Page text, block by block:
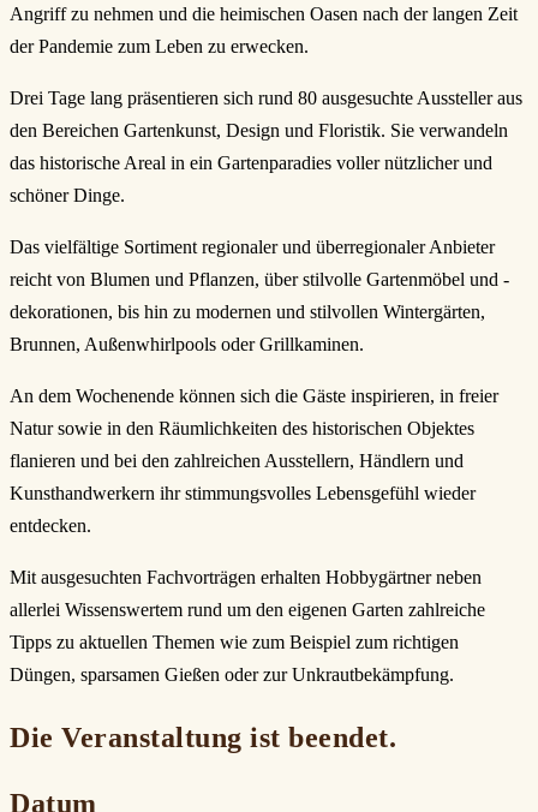
Angriff zu nehmen und die heimischen Oasen nach der langen Zeit
der Pandemie zum Leben zu erwecken.
Drei Tage lang präsentieren sich rund 80 ausgesuchte Aussteller aus
den Bereichen Gartenkunst, Design und Floristik. Sie verwandeln
das historische Areal in ein Gartenparadies voller nützlicher und
schöner Dinge.
Das vielfältige Sortiment regionaler und überregionaler Anbieter
reicht von Blumen und Pflanzen, über stilvolle Gartenmöbel und -
dekorationen, bis hin zu modernen und stilvollen Wintergärten,
Brunnen, Außenwhirlpools oder Grillkaminen.
An dem Wochenende können sich die Gäste inspirieren, in freier
Natur sowie in den Räumlichkeiten des historischen Objektes
flanieren und bei den zahlreichen Ausstellern, Händlern und
Kunsthandwerkern ihr stimmungsvolles Lebensgefühl wieder
entdecken.
Mit ausgesuchten Fachvorträgen erhalten Hobbygärtner neben
allerlei Wissenswertem rund um den eigenen Garten zahlreiche
Tipps zu aktuellen Themen wie zum Beispiel zum richtigen
Düngen, sparsamen Gießen oder zur Unkrautbekämpfung.
Die Veranstaltung ist beendet.
Datum